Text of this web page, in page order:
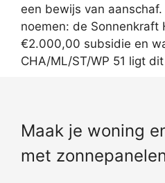
een bewijs van
noemen: de Sonnenkraft
€2.000,00 subsidie en
CHA/ML/ST/WP 51 ligt
Maak je woning
met